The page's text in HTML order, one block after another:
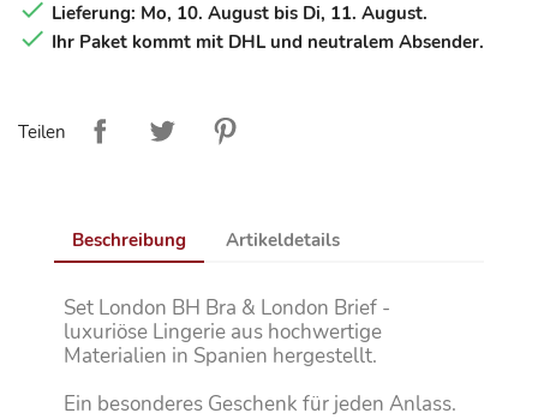
 Lieferung: Mo, 10. August bis Di, 11. August.
 Ihr Paket kommt mit DHL und neutralem Absender.
Teilen
Beschreibung Artikeldetails
Set London BH Bra & London Brief -
luxuriöse Lingerie aus hochwertige
Materialien in Spanien hergestellt.
Ein besonderes Geschenk für jeden Anlass.